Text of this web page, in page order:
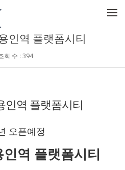
인역 플랫폼시티
회 수 : 394
인역 플랫폼시티
오픈예정
역 플랫폼시티